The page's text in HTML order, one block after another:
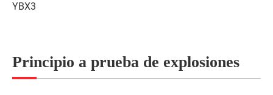
YBX3
Principio a prueba de explosiones